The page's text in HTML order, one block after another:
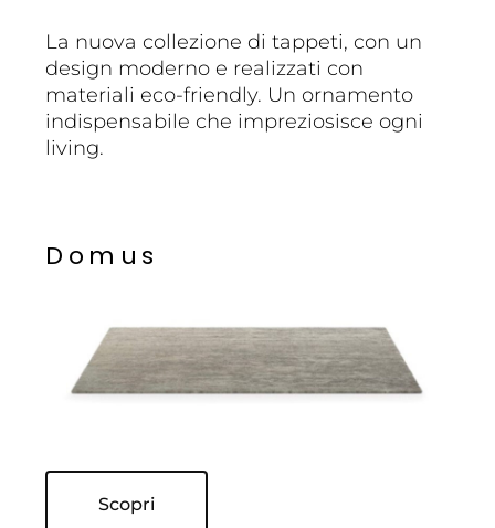
La nuova collezione di tappeti, con un
design moderno e realizzati con
materiali eco-friendly. Un ornamento
indispensabile che impreziosisce ogni
living.
D o m u s
Scopri